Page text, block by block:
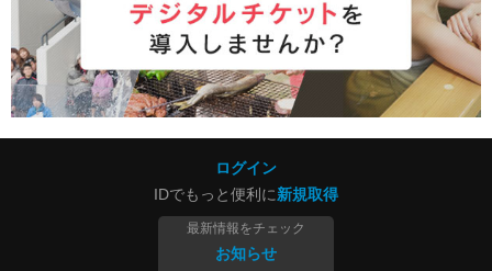
ログイン
IDでもっと便利に新規取得
最新情報をチェック
お知らせ